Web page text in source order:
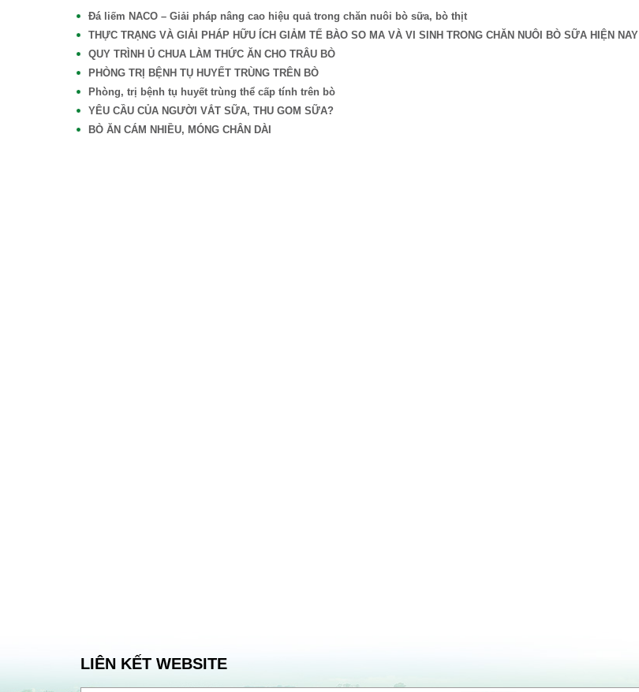
Đá liếm NACO – Giải pháp nâng cao hiệu quả trong chăn nuôi bò sữa, bò thịt
THỰC TRẠNG VÀ GIẢI PHÁP HỮU ÍCH GIẢM TẾ BÀO SO MA VÀ VI SINH TRONG CHĂN NUÔI BÒ SỮA HIỆN NAY
QUY TRÌNH Ủ CHUA LÀM THỨC ĂN CHO TRÂU BÒ
PHÒNG TRỊ BỆNH TỤ HUYẾT TRÙNG TRÊN BÒ
Phòng, trị bệnh tụ huyết trùng thể cấp tính trên bò
YÊU CẦU CỦA NGƯỜI VẮT SỮA, THU GOM SỮA?
BÒ ĂN CÁM NHIỀU, MÓNG CHÂN DÀI
LIÊN KẾT WEBSITE